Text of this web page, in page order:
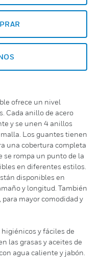
ofrece un nivel
Cada anillo de acero
y se unen 4 anillos
Los guantes tienen
una cobertura completa
se rompa un punto de la
en diferentes estilos.
disponibles en
y longitud. También
mayor comodidad y
y fáciles de
las grasas y aceites de
agua caliente y jabón.